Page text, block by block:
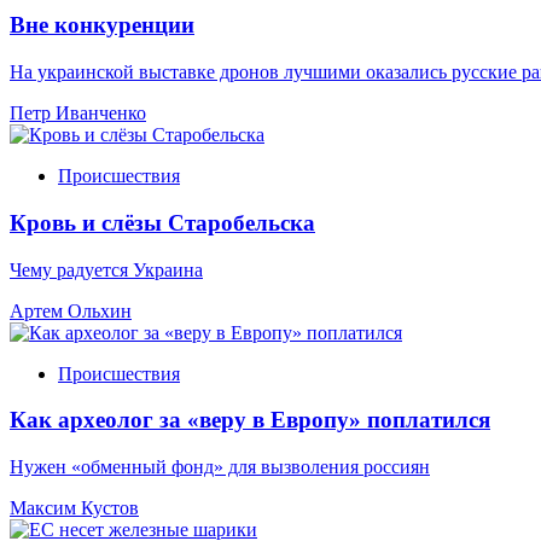
Вне конкуренции
На украинской выставке дронов лучшими оказались русские
Петр Иванченко
Происшествия
Кровь и слёзы Старобельска
Чему радуется Украина
Артем Ольхин
Происшествия
Как археолог за «веру в Европу» поплатился
Нужен «обменный фонд» для вызволения россиян
Максим Кустов